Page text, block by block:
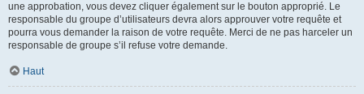
une approbation, vous devez cliquer également sur le bouton approprié. Le
responsable du groupe d’utilisateurs devra alors approuver votre requête et
pourra vous demander la raison de votre requête. Merci de ne pas harceler un
responsable de groupe s’il refuse votre demande.
Haut